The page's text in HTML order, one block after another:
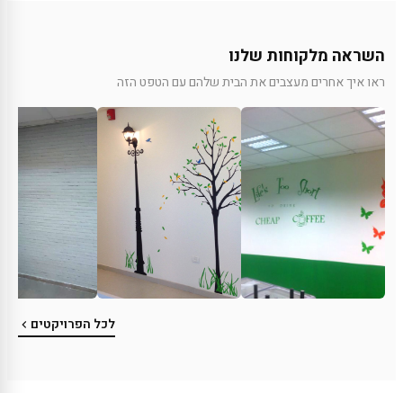
השראה מלקוחות שלנו
ראו איך אחרים מעצבים את הבית שלהם עם הטפט הזה
לכל הפרויקטים